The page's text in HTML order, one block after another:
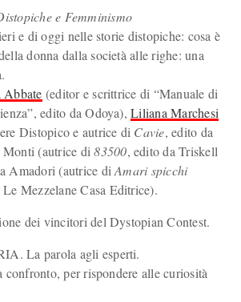
e Femminismo
e di oggi nelle storie distopiche: cosa è
donna dalla società alle righe: una
(editor e scrittrice di “Manuale di
edito da Odoya),Liliana Marchesi
Distopico e autrice di Cavie, edito da
Monti (autrice di83500, edito da Triskell
Amadori (autrice diAmari spicchi
Le Mezzelane Casa Editrice).
dei vincitori del Dystopian Contest.
La parola agli esperti.
confronto, per rispondere alle curiosità